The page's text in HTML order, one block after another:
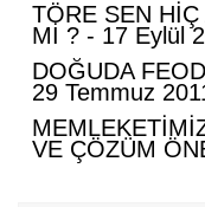
TÖRE SEN
Mİ ? - 17 Eylül
DOĞUDA
29 Temmuz
VE ÇÖZÜM
Ali